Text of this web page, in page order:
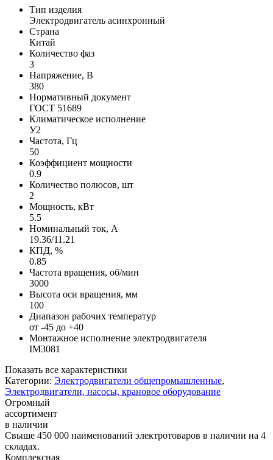
Тип изделия
Электродвигатель асинхронный
Страна
Китай
Количество фаз
3
Напряжение, В
380
Нормативный документ
ГОСТ 51689
Климатическое исполнение
У2
Частота, Гц
50
Коэффициент мощности
0.9
Количество полюсов, шт
2
Мощность, кВт
5.5
Номинальный ток, А
19.36/11.21
КПД, %
0.85
Частота вращения, об/мин
3000
Высота оси вращения, мм
100
Диапазон рабочих температур
от -45 до +40
Монтажное исполнение электродвигателя
IM3081
Показать все характеристики
Категории: Электродвигатели общепромышленные,
Электродвигатели, насосы, крановое оборудование
Огромный
ассортимент
в наличии
Свыше 450 000 наименований электротоваров в наличии на 4
складах.
Комплексная